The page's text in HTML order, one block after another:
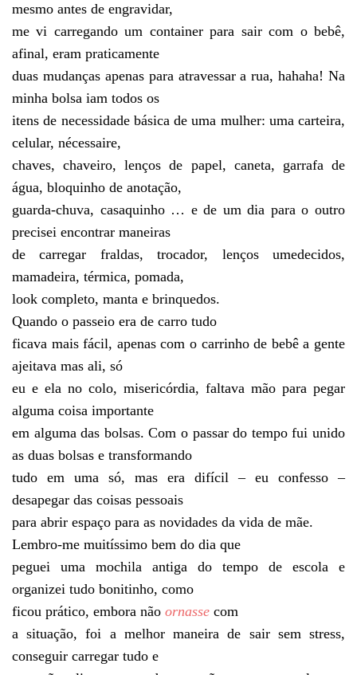
mesmo antes de engravidar,
me vi carregando um container para sair com o bebê,
afinal, eram praticamente
duas mudanças apenas para atravessar a rua, hahaha! Na
minha bolsa iam todos os
itens de necessidade básica de uma mulher: uma carteira,
celular, nécessaire,
chaves, chaveiro, lenços de papel, caneta, garrafa de
água, bloquinho de anotação,
guarda-chuva, casaquinho … e de um dia para o outro
precisei encontrar maneiras
de carregar fraldas, trocador, lenços umedecidos,
mamadeira, térmica, pomada,
look completo, manta e brinquedos.
Quando o passeio era de carro tudo
ficava mais fácil, apenas com o carrinho de bebê a gente
ajeitava mas ali, só
eu e ela no colo, misericórdia, faltava mão para pegar
alguma coisa importante
em alguma das bolsas. Com o passar do tempo fui unido
as duas bolsas e transformando
tudo em uma só, mas era difícil – eu confesso –
desapegar das coisas pessoais
para abrir espaço para as novidades da vida de mãe.
Lembro-me muitíssimo bem do dia que
peguei uma mochila antiga do tempo de escola e
organizei tudo bonitinho, como
ficou prático, embora não ornasse com
a situação, foi a melhor maneira de sair sem stress,
conseguir carregar tudo e